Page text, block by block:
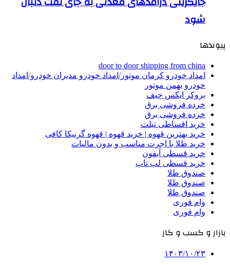
شود
پیوندها
door to door shipping from china
امداد خودرو کرمان موتور/امداد خودرو مدیران خودرو/امداد
خودرو بهمن موتور
بروکر ایکس چیف
خرده فروشی برق
خرده فروشی برق
خرید اقساطی تبلت
خرید بهترین قهوه | خرید قهوه | قهوه گرنیکا کافی
خرید طلا با اجرت مناسب و بدون مالیات
خرید قسطی آیفون
خرید قسطی لپ تاپ
صندوق طلا
صندوق طلا
صندوق طلا
وام فوری
وام فوری
بازار و کسب و کار
۱۴۰۳/۱۰/۲۳